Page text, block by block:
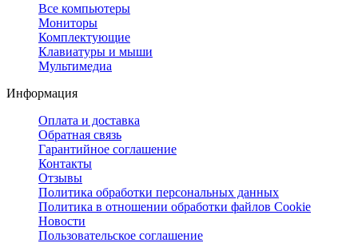
Все компьютеры
Мониторы
Комплектующие
Клавиатуры и мыши
Мультимедиа
Информация
Оплата и доставка
Обратная связь
Гарантийное соглашение
Контакты
Отзывы
Политика обработки персональных данных
Политика в отношении обработки файлов Cookie
Новости
Пользовательское соглашение